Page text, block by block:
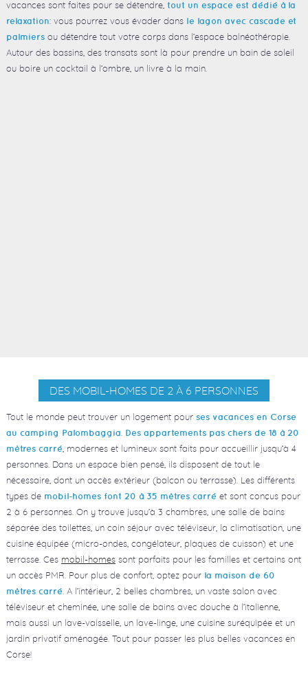
vacances sont faites pour se détendre, tout un espace est dédié à la
relaxation: vous pourrez vous évader dans le lagon avec cascade et
palmiersou détendre tout votre corps dans l’espace balnéothérapie.
Autour des bassins, des transats sont là pour prendre un bain de soleil
ou boire un cocktail à l’ombre, un livre à la main.
DES MOBIL-HOMES DE 2 À 6 PERSONNES
Tout le monde peut trouver un logement pour ses vacances en Corse
au camping Palombaggia Des appartements pas chers de 18 à 20
mètres carré , modernes et lumineux sont faits pour accueillir jusqu’à 4
personnes. Dans un espace bien pensé, ils disposent de tout le
nécessaire, dont un accès extérieur (balcon ou terrasse). Les différents
types de mobil-homes font 20 à 35 mètres carré et sont conçus pour
2 à 6 personnes. On y trouve jusqu’à 3 chambres, une salle de bains
séparée des toilettes, un coin séjour avec téléviseur, la climatisation, une
cuisine équipée (micro-ondes, congélateur, plaques de cuisson) et une
terrasse. Ces mobil-homessont parfaits pour les familles et certains ont
un accès PMR. Pour plus de confort, optez pour la maison de 60
mètres carré . A l’intérieur, 2 belles chambres, un vaste salon avec
téléviseur et cheminée, une salle de bains avec douche à l’italienne,
mais aussi un lave-vaisselle, un lave-linge, une cuisine suréquipée et un
jardin privatif aménagée. Tout pour passer les plus belles vacances en
Corse!